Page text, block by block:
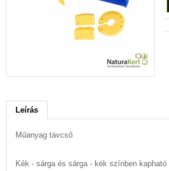
Leírás
Műanyag távcső
Kék - sárga és sárga - kék színben kapható